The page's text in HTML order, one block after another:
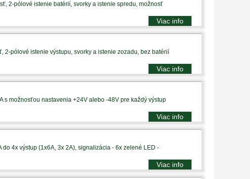
2-pólové istenie batérií, svorky a istenie spredu, možnosť
Viac info
2-pólové istenie výstupu, svorky a istenie zozadu, bez batérií
Viac info
s možnosťou nastavenia +24V alebo -48V pre každý výstup
Viac info
4x výstup (1x6A, 3x 2A), signalizácia - 6x zelené LED -
Viac info